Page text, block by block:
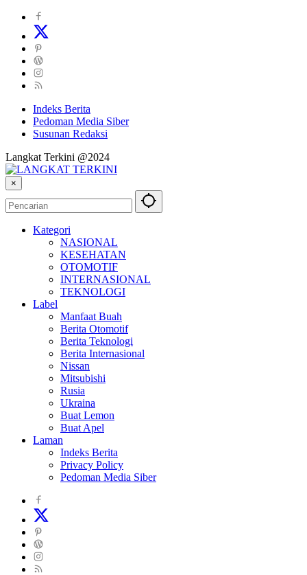
Indeks Berita
Pedoman Media Siber
Susunan Redaksi
Langkat Terkini @2024
×
Kategori
NASIONAL
KESEHATAN
OTOMOTIF
INTERNASIONAL
TEKNOLOGI
Label
Manfaat Buah
Berita Otomotif
Berita Teknologi
Berita Internasional
Nissan
Mitsubishi
Rusia
Ukraina
Buat Lemon
Buat Apel
Laman
Indeks Berita
Privacy Policy
Pedoman Media Siber